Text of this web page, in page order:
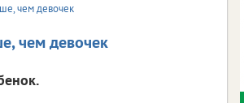
чем девочек
чем девочек